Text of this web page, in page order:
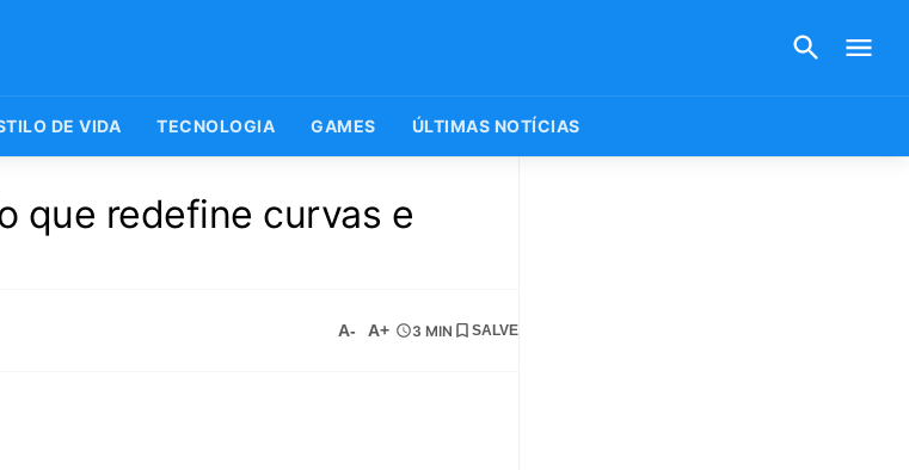
DE VIDA TECNOLOGIA GAMES ÚLTIMAS NOTÍCIAS
que redefine curvas e
A- A+ 3 MIN SALVE